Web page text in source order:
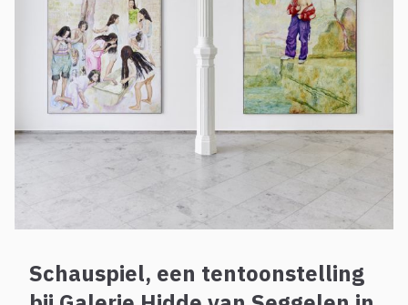
Schauspiel, een tentoonstelling